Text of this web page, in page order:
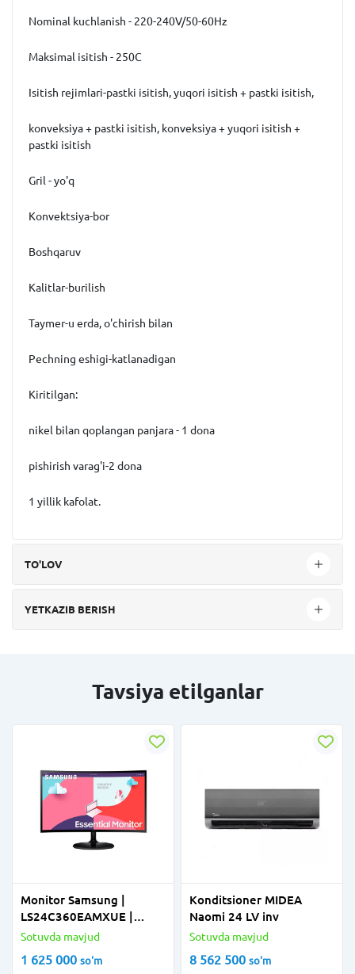
Nominal kuchlanish - 220-240V/50-60Hz
Maksimal isitish - 250C
Isitish rejimlari-pastki isitish, yuqori isitish + pastki isitish,
konveksiya + pastki isitish, konveksiya + yuqori isitish +
pastki isitish
Gril - yo'q
Konvektsiya-bor
Boshqaruv
Kalitlar-burilish
Taymer-u erda, o'chirish bilan
Pechning eshigi-katlanadigan
Kiritilgan:
nikel bilan qoplangan panjara - 1 dona
pishirish varag'i-2 dona
1 yillik kafolat.
TO'LOV
YETKAZIB BERISH
Tavsiya etilganlar
Monitor Samsung |
LS24C360EAMXUE |
Curved | 75Hz | 24"
Sotuvda mavjud
1 625 000 so'm
Konditsioner MIDEA
Naomi 24 LV inv
Sotuvda mavjud
8 562 500 so'm